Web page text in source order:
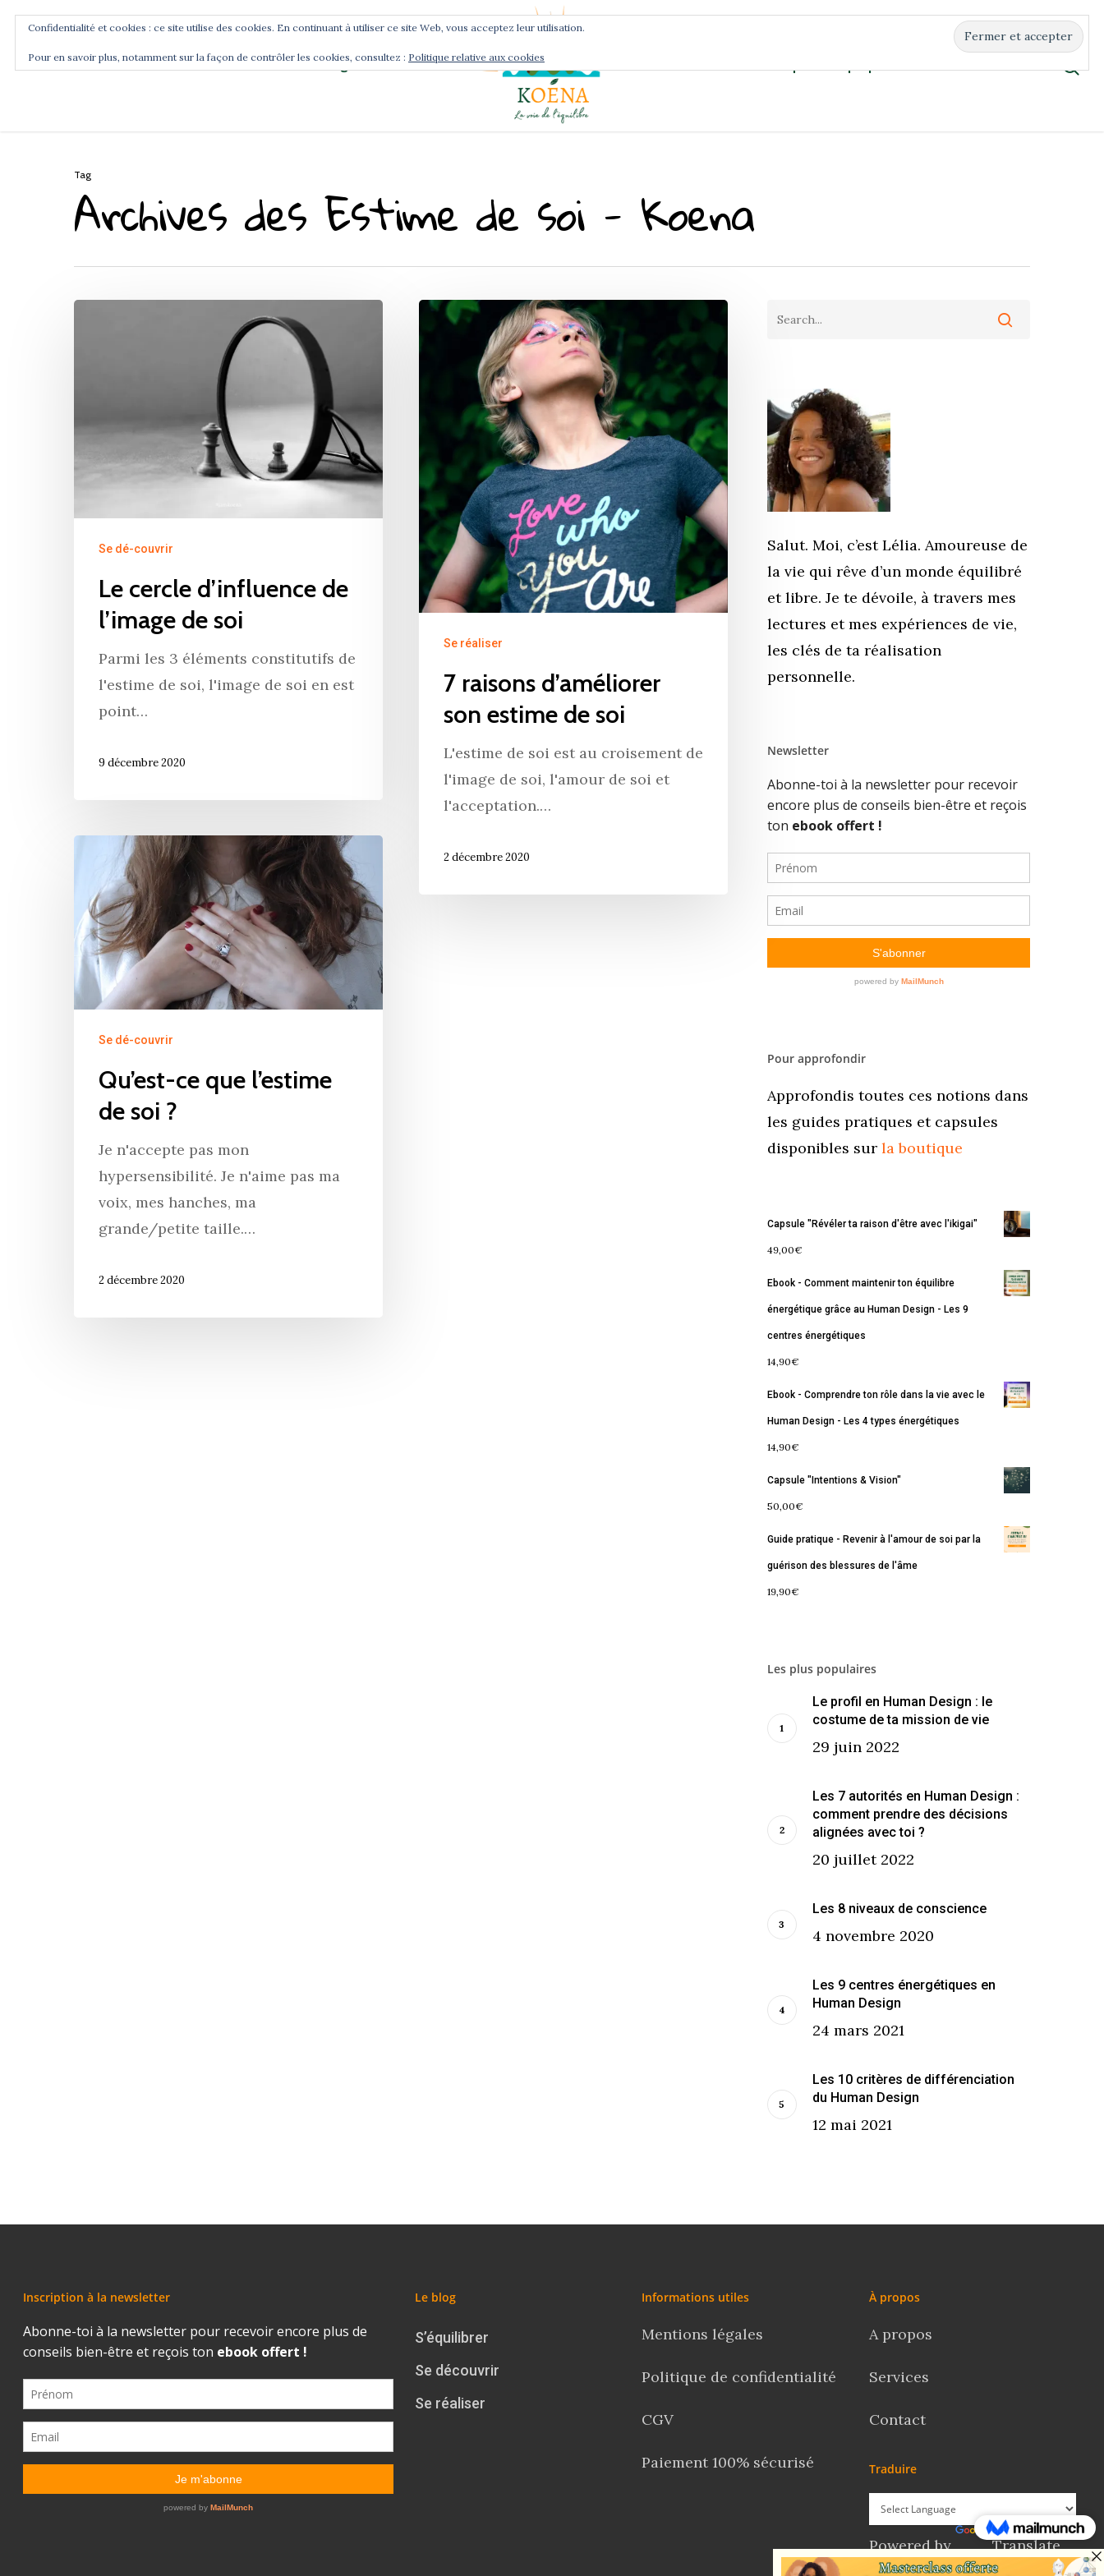
Accueil Commence ici Blog Podcast
Tag
Archives des Estime de soi - Koena
Se dé-couvrir
Le cercle d’influence de
l’image de soi
Parmi les 3 éléments constitutifs de
l'estime de soi, l'image de soi en est
point…
9 décembre 2020
Se réaliser
7 raisons d’améliorer
son estime de soi
L'estime de soi est au croisement de
l'image de soi, l'amour de soi et
l'acceptation.…
2 décembre 2020
Se dé-couvrir
Qu’est-ce que l’estime
de soi ?
Je n'accepte pas mon
hypersensibilité. Je n'aime pas ma
voix, mes hanches, ma
grande/petite taille.…
2 décembre 2020
Salut. Moi, c’est Lélia. Amoureuse de
la vie qui rêve d’un monde équilibré
et libre. Je te dévoile, à travers mes
lectures et mes expériences de vie,
les clés de ta réalisation
personnelle.
Newsletter
Pour approfondir
Approfondis toutes ces notions dans
les guides pratiques et capsules
disponibles surla boutique
Capsule "Révéler ta raison d'être avec l'ikigai"
49,00€
Ebook - Comment maintenir ton équilibre
énergétique grâce au Human Design - Les 9
centres énergétiques
14,90€
Ebook - Comprendre ton rôle dans la vie avec le
Human Design - Les 4 types énergétiques
14,90€
Capsule "Intentions & Vision"
50,00€
Guide pratique - Revenir à l'amour de soi par la
guérison des blessures de l'âme
19,90€
Les plus populaires
Le profil en Human Design : le
costume de ta mission de vie
29 juin 2022
Les 7 autorités en Human Design :
comment prendre des décisions
alignées avec toi ?
20 juillet 2022
Les 8 niveaux de conscience
4 novembre 2020
Les 9 centres énergétiques en
Human Design
24 mars 2021
Les 10 critères de différenciation
du Human Design
12 mai 2021
Inscription à la newsletter Le blog
S’équilibrer
Se découvrir
Se réaliser
Informations utiles
Mentions légales
Politique de confidentialité
CGV
Paiement 100% sécurisé
À propos
A propos
Services
Contact
Traduire
Powered by Translate
Confidentialité et cookies : ce site utilise des cookies. En continuant à utiliser ce site Web, vous acceptez leur utilisation.
Pour en savoir plus, notamment sur la façon de contrôler les cookies, consultez : Politique relative aux cookies